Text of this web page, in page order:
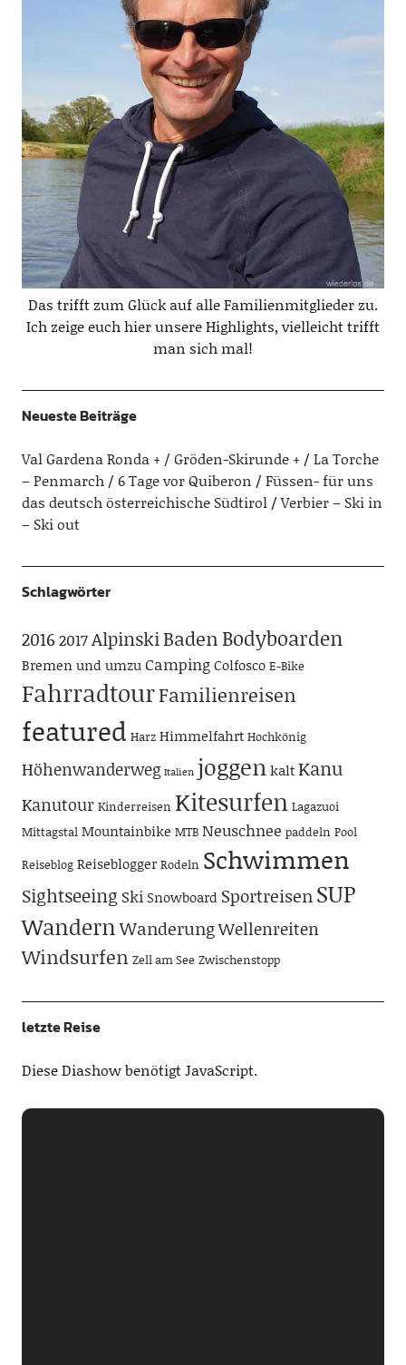
Das trifft zum Glück auf alle Familienmitglieder zu.
Ich zeige euch hier unsere Highlights, vielleicht trifft
man sich mal!
Neueste Beiträge
Val Gardena Ronda + / Gröden-Skirunde +
La Torche
– Penmarch
6 Tage vor Quiberon
Füssen- für uns
das deutsch österreichische Südtirol
Verbier – Ski in
– Ski out
Schlagwörter
2016 2017AlpinskiBaden Bodyboarden
Bremen und umzuCampingColfosco E-Bike
FahrradtourFamilienreisen
featured Harz Himmelfahrt Hochkönig
Höhenwanderweg Italien joggenkaltKanu
Kanutour Kinderreisen Kitesurfen Lagazuoi
Mittagstal Mountainbike MTB Neuschnee paddeln Pool
Reiseblog Reiseblogger Rodeln Schwimmen
Sightseeing SkiSnowboard SportreisenSUP
WandernWanderungWellenreiten
Windsurfen Zell am See Zwischenstopp
letzte Reise
Diese Diashow benötigt JavaScript.